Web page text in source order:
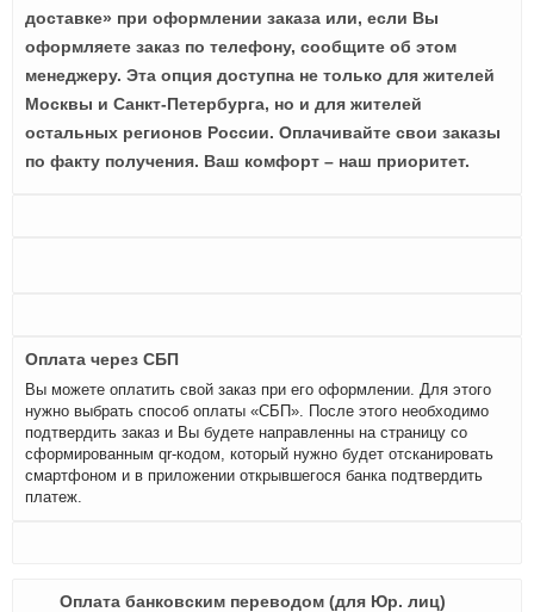
доставке» при оформлении заказа или, если Вы
оформляете заказ по телефону, сообщите об этом
менеджеру. Эта опция доступна не только для жителей
Москвы и Санкт-Петербурга, но и для жителей
остальных регионов России. Оплачивайте свои заказы
по факту получения. Ваш комфорт – наш приоритет.
Оплата через СБП
Вы можете оплатить свой заказ при его оформлении. Для этого
нужно выбрать способ оплаты «СБП». После этого необходимо
подтвердить заказ и Вы будете направленны на страницу со
сформированным qr-кодом, который нужно будет отсканировать
смартфоном и в приложении открывшегося банка подтвердить
платеж.
Оплата банковским переводом (для Юр. лиц)